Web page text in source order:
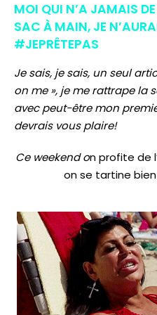
MOI QUI N’A JAMAIS
SAC À MAIN, JE
#JEPRÊTEPAS
Je sais, je sais, un seul
on me », je me rattrape la
avec peut-être mon
devrais vous plaire!
Ce weekend on profite de
on se tartine